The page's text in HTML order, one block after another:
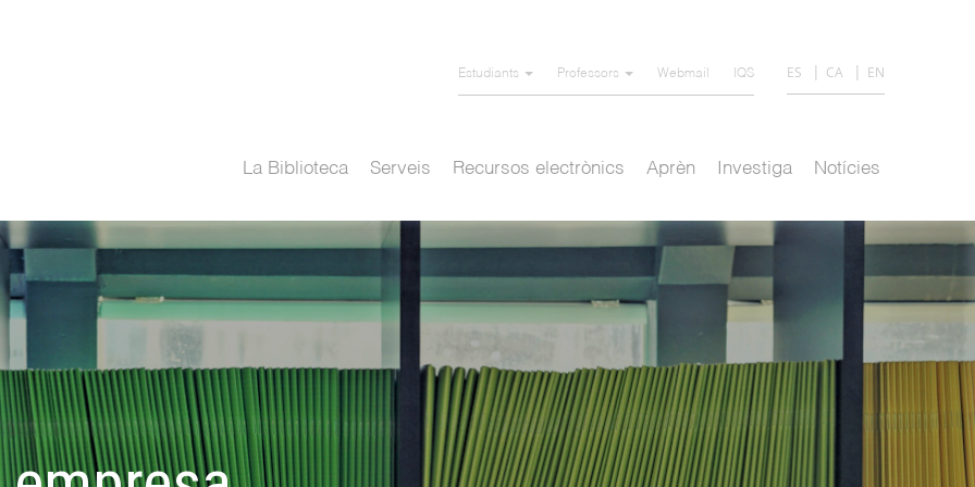
Estudiants Professors Webmail IQS ES CA EN
La Biblioteca Serveis Recursos electrònics Aprèn Investiga Notícies